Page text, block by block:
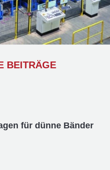
BEITRÄGE
für dünne Bänder